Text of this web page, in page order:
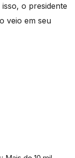
o presidente
veio em seu